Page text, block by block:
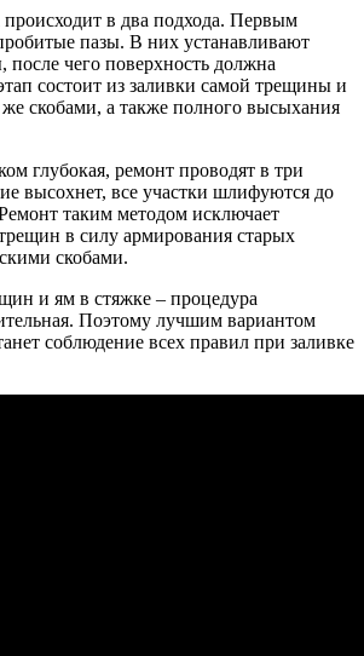
происходит в два подхода. Первым
пазы. В них устанавливают
после чего поверхность должна
состоит из заливки самой трещины и
скобами, а также полного высыхания
глубокая, ремонт проводят в три
высохнет, все участки шлифуются до
таким методом исключает
в силу армирования старых
скобами.
и ям в стяжке – процедура
Поэтому лучшим вариантом
соблюдение всех правил при заливке